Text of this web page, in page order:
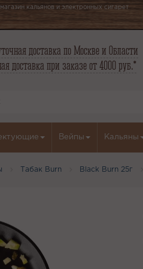
кальянов и электронных сигарет
доставка по Москве и Области
доставка при заказе от 4000 руб.*
Вейпы Кальяны
Табак Burn Black Burn 25г